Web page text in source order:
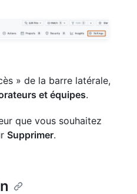
» de la barre latérale,
et équipes.
que vous souhaitez
Supprimer.